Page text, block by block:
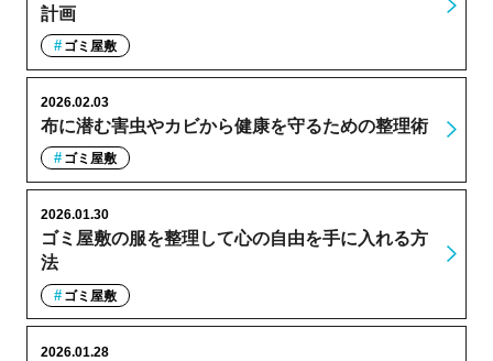
計画
ゴミ屋敷
布に潜む害虫やカビから健康を守るための整理術
2026.02.03
ゴミ屋敷
ゴミ屋敷の服を整理して心の自由を手に入れる方
法
2026.01.30
ゴミ屋敷
2026.01.28